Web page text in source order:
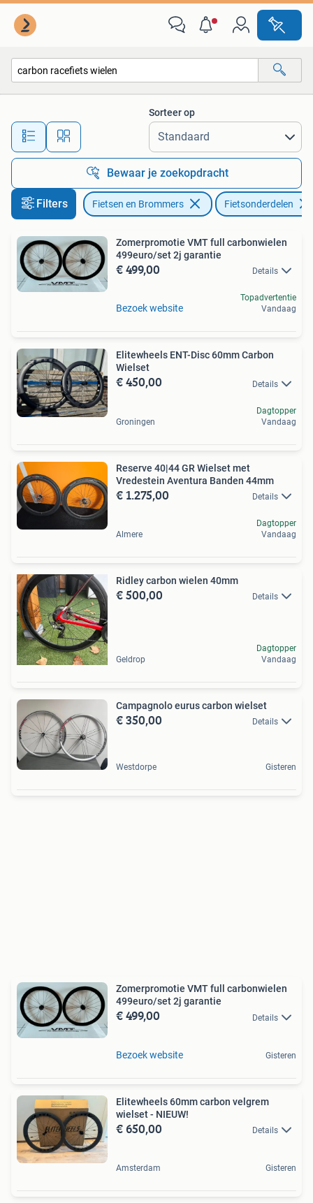
Alle afstanden…
Sorteer op
Bewaar je zoekopdracht
Filters Fietsen en Brommers Fietsonderdelen
Zomerpromotie VMT full carbonwielen
499euro/set 2j garantie
€ 499,00 Details
Bezoek website
Topadvertentie
Vandaag
Elitewheels ENT-Disc 60mm Carbon
Wielset
€ 450,00 Details
Groningen
Dagtopper
Vandaag
Reserve 40|44 GR Wielset met
Vredestein Aventura Banden 44mm
€ 1.275,00 Details
Almere
Dagtopper
Vandaag
Ridley carbon wielen 40mm
€ 500,00 Details
Geldrop
Dagtopper
Vandaag
Campagnolo eurus carbon wielset
€ 350,00 Details
Westdorpe Gisteren
Zomerpromotie VMT full carbonwielen
499euro/set 2j garantie
€ 499,00 Details
Bezoek website Gisteren
Elitewheels 60mm carbon velgrem
wielset - NIEUW!
€ 650,00 Details
Amsterdam Gisteren